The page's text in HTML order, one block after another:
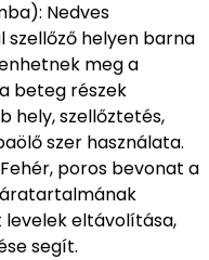
Nedves
szellőző helyen barna
meg a
beteg részek
hely, szellőztetés,
szer használata.
poros bevonat a
eltávolítása,
segít.